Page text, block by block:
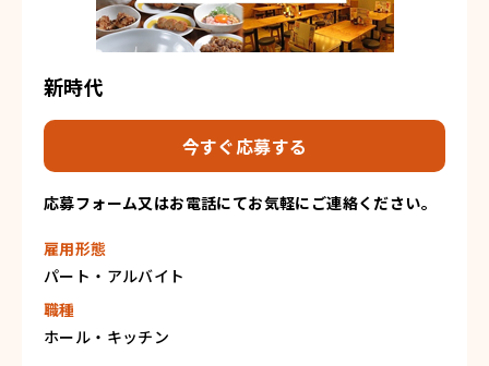
新時代
今すぐ応募する
応募フォーム又はお電話にてお気軽にご連絡ください。
雇用形態
パート・アルバイト
職種
ホール・キッチン